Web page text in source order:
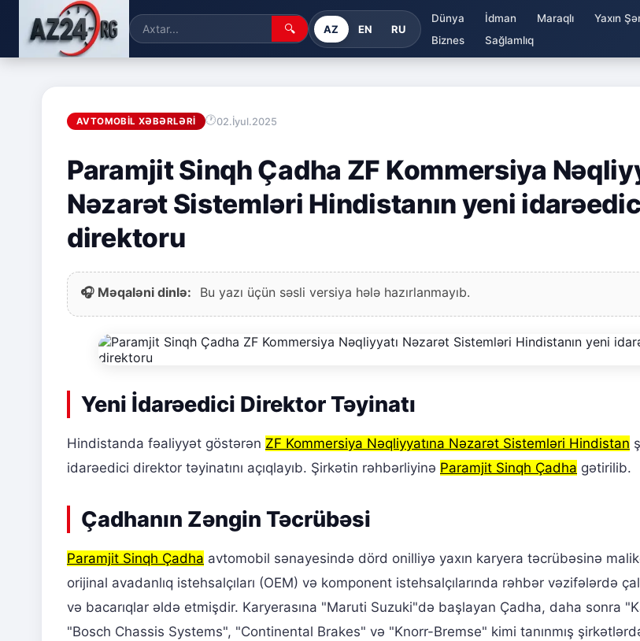
🔍 AZ EN RU
Dünya İdman Maraqlı Yaxın
Biznes
Sağlamlıq
AVTOMOBIL XƏBƏRLƏRI 02.İyul.2025
Paramjit Sinqh Çadha ZF Kommersiya
Nəzarət Sistemləri Hindistanın yeni
direktoru
🎧 Məqaləni dinlə: Bu yazı üçün səsli versiya hələ hazırlanmayıb.
Yeni İdarəedici Direktor Təyinatı
Hindistanda fəaliyyət göstərən ZF Kommersiya Nəqliyyatına Nəzarət Sistemləri Hindistan
idarəedici direktor təyinatını açıqlayıb. Şirkətin rəhbərliyinə Paramjit Sinqh Çadha gətirilib.
Çadhanın Zəngin Təcrübəsi
Paramjit Sinqh Çadha avtomobil sənayesində dörd onilliyə yaxın karyera təcrübəsinə
orijinal avadanlıq istehsalçıları (OEM) və komponent istehsalçılarında rəhbər vəzifələrdə
və bacarıqlar əldə etmişdir. Karyerasına "Maruti Suzuki"də başlayan Çadha, daha sonra
"Bosch Chassis Systems", "Continental Brakes" və "Knorr-Bremse" kimi tanınmış